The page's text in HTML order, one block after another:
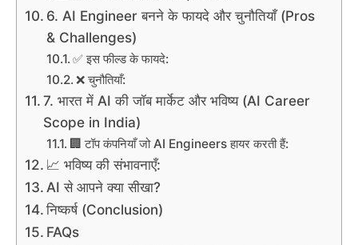
6. AI Engineer बनने के फायदे और चुनौतियाँ (Pros
& Challenges)
✅ इस फील्ड के फायदे:
❌ चुनौतियाँ:
7. भारत में AI की जॉब मार्केट और भविष्य (AI Career
Scope in India)
🏢 टॉप कंपनियाँ जो AI Engineers हायर करती हैं:
📈 भविष्य की संभावनाएँ:
AI से आपने क्या सीखा?
निष्कर्ष (Conclusion)
FAQs